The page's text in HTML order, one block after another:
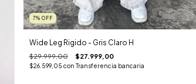
7% OFF
Wide Leg Rigido - Gris Claro H
$29.999,00 $27.999,00
$26.599,05 con Transferencia bancaria